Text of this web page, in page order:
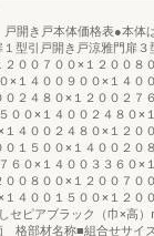
き戸本体価格表●本体
型引戸開き戸涼雅門扉３
００７００×１２００８
×１４００９００×１４０
２４８０×１２００２７
００×１４００２４８０×
４００２４８０×１２０
１５００×１４００２０
６０×１４００３３６０×
０８００×１２００７０
４００１５００×１２０
セピアブラック（巾×高
部材名称■組合せサイ